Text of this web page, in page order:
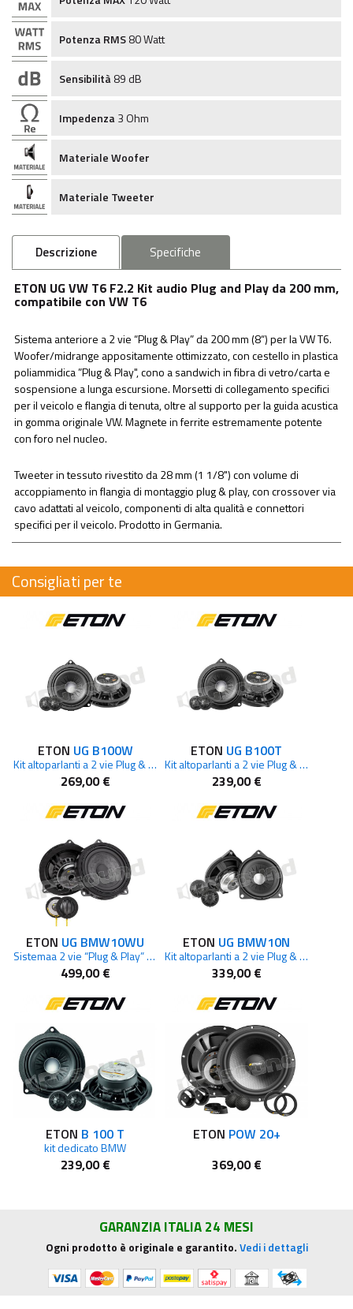
Potenza RMS80 Watt
Sensibilità89 dB
Impedenza3 Ohm
Materiale Woofer
Materiale Tweeter
Descrizione Specifiche
ETON UG VW T6 F2.2 Kit audio Plug and Play da 200 mm,
compatibile con VW T6
Sistema anteriore a 2 vie “Plug & Play” da 200 mm (8“) per la VW T6.
Woofer/midrange appositamente ottimizzato, con cestello in plastica
poliammidica ”Plug & Play", cono a sandwich in fibra di vetro/carta e
sospensione a lunga escursione. Morsetti di collegamento specifici
per il veicolo e flangia di tenuta, oltre al supporto per la guida acustica
in gomma originale VW. Magnete in ferrite estremamente potente
con foro nel nucleo.
Tweeter in tessuto rivestito da 28 mm (1 1/8") con volume di
accoppiamento in flangia di montaggio plug & play, con crossover via
cavo adattati al veicolo, componenti di alta qualità e connettori
specifici per il veicolo. Prodotto in Germania.
Consigliati per te
ETON UG B100W
Kit altoparlanti a 2 vie Plug & Play per BMW
269,00 €
ETON UG B100T
Kit altoparlanti a 2 vie Plug & Play per BMW
239,00 €
ETON UG BMW10WU
Sistemaa 2 vie “Plug & Play” di ultima generazione per BMW
499,00 €
ETON UG BMW10N
Kit altoparlanti a 2 vie Plug & Play per BMW
339,00 €
ETON B 100 T
kit dedicato BMW
239,00 €
ETON POW 20+
369,00 €
GARANZIA ITALIA 24 MESI
Ogni prodotto è originale e garantito.Vedi i dettagli